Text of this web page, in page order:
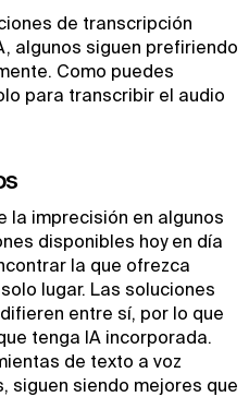
de transcripción
algunos siguen prefiriendo
Como puedes
para transcribir el audio
la imprecisión en algunos
disponibles hoy en día
la que ofrezca
lugar. Las soluciones
entre sí, por lo que
tenga IA incorporada.
de texto a voz
siguen siendo mejores que